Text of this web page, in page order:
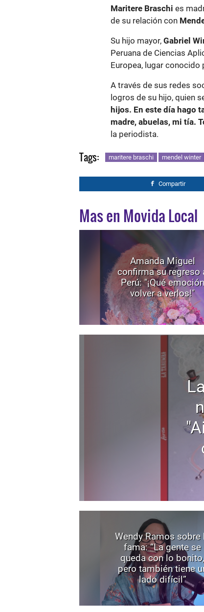
Maritere Braschi es
de su relación con
Su hijo mayor, Gabriel
Peruana de Ciencias
Europea, lugar
A través de sus redes
logros de su hijo, quien
hijos. En este día hago
madre, abuelas, mi tía.
la periodista.
Tags: maritere braschi mendel winter
Compartir
Mas en Movida Local
Amanda Miguel
confirma su regreso
Perú: "¡Qué emoción
volver a verlos!"
Wendy Ramos sobre
fama: “La gente se
queda con lo bonito,
pero también tiene
lado difícil”